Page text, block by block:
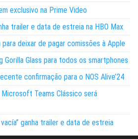
exclusivo na Prime Video
trailer e data de estreia na HBO Max
deixar de pagar comissões à Apple
Gorilla Glass para todos os smartphones
confirmação para o NOS Alive’24
Teams Clássico será
ganha trailer e data de estreia